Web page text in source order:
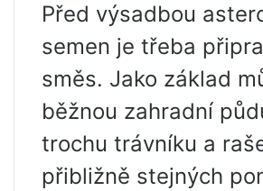
Před výsadbou
semen je třeba
směs. Jako základ
běžnou zahradní
trochu trávníku a
přibližně stejných